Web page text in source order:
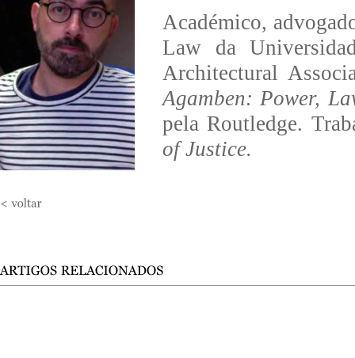
Académico,
Law da
Architectural
Agamben: Power,
pela Routledge.
of Justice.